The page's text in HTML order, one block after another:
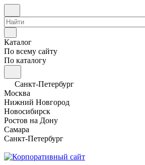
Каталог
По всему сайту
По каталогу
Санкт-Петербург
Москва
Нижний Новгород
Новосибирск
Ростов на Дону
Самара
Санкт-Петербург